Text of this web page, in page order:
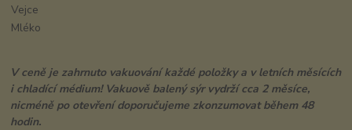
Vejce
Mléko
V ceně je zahrnuto vakuování každé položky a v letních měsících
i chladící médium! Vakuově balený sýr vydrží cca 2 měsíce,
nicméně po otevřenídoporučujeme zkonzumovat během 48
hodin.